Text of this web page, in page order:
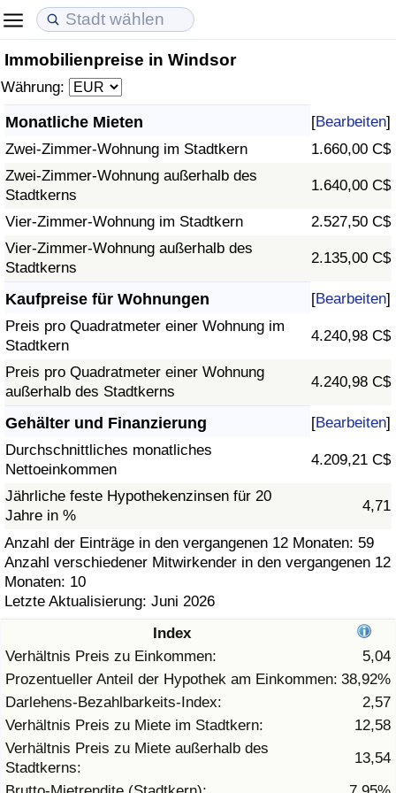
Immobilienpreise in Windsor
Währung:
Monatliche Mieten [Bearbeiten]
Zwei-Zimmer-Wohnung im Stadtkern
1.660,00 C$
Zwei-Zimmer-Wohnung außerhalb des
Stadtkerns
1.640,00 C$
Vier-Zimmer-Wohnung im Stadtkern
2.527,50 C$
Vier-Zimmer-Wohnung außerhalb des
Stadtkerns
2.135,00 C$
Kaufpreise für Wohnungen [Bearbeiten]
Preis pro Quadratmeter einer Wohnung im
Stadtkern
4.240,98 C$
Preis pro Quadratmeter einer Wohnung
außerhalb des Stadtkerns
4.240,98 C$
Gehälter und Finanzierung [Bearbeiten]
Durchschnittliches monatliches
Nettoeinkommen
4.209,21 C$
Jährliche feste Hypothekenzinsen für 20
Jahre in %
4,71
Anzahl der Einträge in den vergangenen 12 Monaten: 59
Anzahl verschiedener Mitwirkender in den vergangenen 12
Monaten: 10
Letzte Aktualisierung: Juni 2026
Index
Verhältnis Preis zu Einkommen:
5,04
Prozentueller Anteil der Hypothek am Einkommen: 38,92%
Darlehens-Bezahlbarkeits-Index:
2,57
Verhältnis Preis zu Miete im Stadtkern:
12,58
Verhältnis Preis zu Miete außerhalb des
Stadtkerns:
13,54
Lebenshaltungskosten
Lebenshaltungskosten-Index (aktuell)
Lebenshaltungskosten-Index
Lebenshaltungskosten-Index nach Land
in Akaba
Immobilienpreise
Immobilienpreis-Index (aktuell)
Immobilienpreis-Index
Immobilienpreis-Index nach Land
Lebensqualität
Lebensqualität-Index
Lebensqualität-Index (aktuell)
Lebensqualitätsindex nach Land
Kriminalität
Kriminalitäts-Index (aktuell)
Kriminalitäts-Index
Kriminalitätsindex nach Land
Gesundheitsversorgung
Gesundheitsversorgungs-Index (aktuell)
Gesundheitsversorgungs-Index
Gesundheitsversorgungs-Index nach Land
Umweltverschmutzung
Umweltverschmutzungs-Index (aktuell)
Verschmutzungsindex
Umweltverschmutzungs-Index nach Land
Verkehr